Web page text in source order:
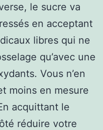
le sucre va
en acceptant
libres qui ne
qu’avec une
Vous n’en
moins en mesure
acquittant le
réduire votre